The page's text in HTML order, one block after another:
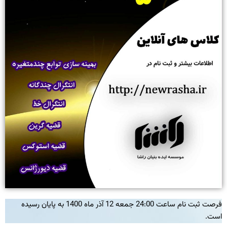
فرصت ثبت نام ساعت 24:00 جمعه 12 آذر ماه 1400 به پایان رسیده
است.